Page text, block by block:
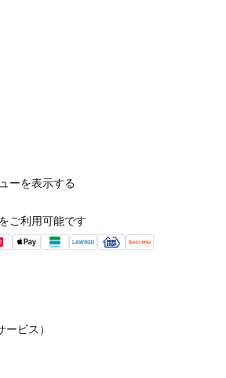
ーを表示する
ご利用可能です
ビス）